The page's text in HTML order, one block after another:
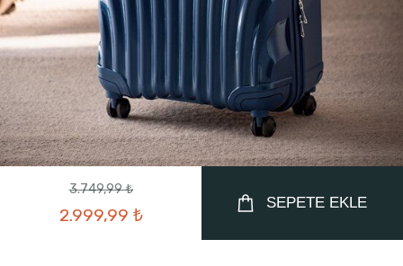
3.749,99 ₺
2.999,99 ₺
SEPETE EKLE